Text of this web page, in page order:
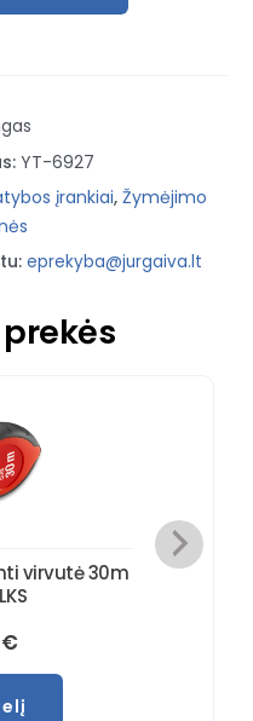
YT-6927
įrankiai, Žymėjimo
eprekyba@jurgaiva.lt
virvutė 30m
€